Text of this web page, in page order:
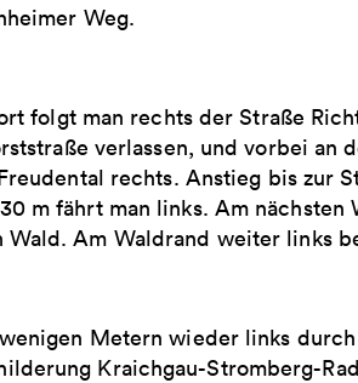
Weg.
folgt man rechts der Straße
verlassen, und vorbei an
rechts. Anstieg bis zur
m fährt man links. Am nächsten
Am Waldrand weiter links
Metern wieder links
Kraichgau-Stromberg-